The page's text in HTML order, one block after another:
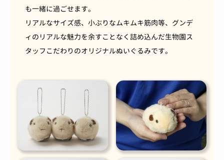
も一緒に過ごせます。
リアルなサイズ感、小ぶりなムキムキ筋肉等、グンデ
ィのリアルな魅力を余すことなく詰め込んだ生物園ス
タッフこだわりのオリジナルぬいぐるみです。